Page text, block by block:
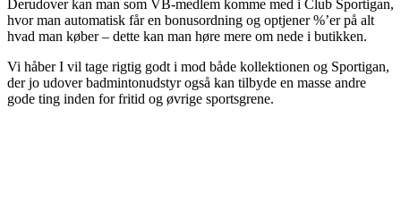
Derudover kan man som VB-medlem komme med i Club Sportigan,
hvor man automatisk får en bonusordning og optjener %’er på alt
hvad man køber – dette kan man høre mere om nede i butikken.
Vi håber I vil tage rigtig godt i mod både kollektionen og Sportigan,
der jo udover badmintonudstyr også kan tilbyde en masse andre
gode ting inden for fritid og øvrige sportsgrene.